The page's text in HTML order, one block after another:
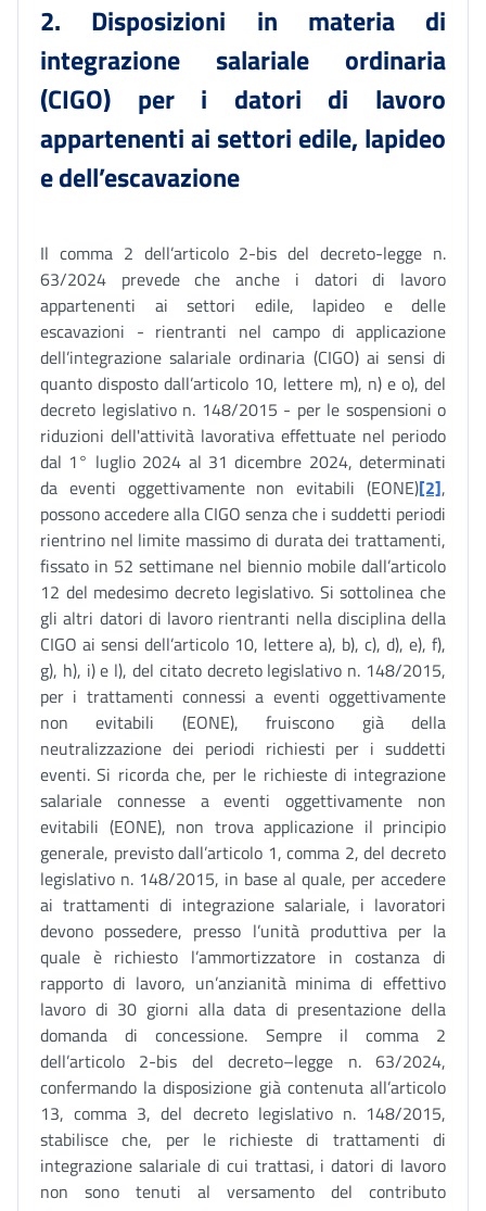
2. Disposizioni in materia di
integrazione salariale ordinaria
(CIGO) per i datori di lavoro
appartenenti ai settori edile, lapideo
e dell’escavazione
Il comma 2 dell’articolo 2-bis del decreto-legge n.
63/2024 prevede che anche i datori di lavoro
appartenenti ai settori edile, lapideo e delle
escavazioni - rientranti nel campo di applicazione
dell’integrazione salariale ordinaria (CIGO) ai sensi di
quanto disposto dall’articolo 10, lettere m), n) e o), del
decreto legislativo n. 148/2015 - per le sospensioni o
riduzioni dell'attività lavorativa effettuate nel periodo
dal 1° luglio 2024 al 31 dicembre 2024, determinati
da eventi oggettivamente non evitabili (EONE)[2],
possono accedere alla CIGO senza che i suddetti periodi
rientrino nel limite massimo di durata dei trattamenti,
fissato in 52 settimane nel biennio mobile dall’articolo
12 del medesimo decreto legislativo. Si sottolinea che
gli altri datori di lavoro rientranti nella disciplina della
CIGO ai sensi dell’articolo 10, lettere a), b), c), d), e), f),
g), h), i) e l), del citato decreto legislativo n. 148/2015,
per i trattamenti connessi a eventi oggettivamente
non evitabili (EONE), fruiscono già della
neutralizzazione dei periodi richiesti per i suddetti
eventi. Si ricorda che, per le richieste di integrazione
salariale connesse a eventi oggettivamente non
evitabili (EONE), non trova applicazione il principio
generale, previsto dall’articolo 1, comma 2, del decreto
legislativo n. 148/2015, in base al quale, per accedere
ai trattamenti di integrazione salariale, i lavoratori
devono possedere, presso l’unità produttiva per la
quale è richiesto l’ammortizzatore in costanza di
rapporto di lavoro, un’anzianità minima di effettivo
lavoro di 30 giorni alla data di presentazione della
domanda di concessione. Sempre il comma 2
dell’articolo 2-bis del decreto–legge n. 63/2024,
confermando la disposizione già contenuta all’articolo
13, comma 3, del decreto legislativo n. 148/2015,
stabilisce che, per le richieste di trattamenti di
integrazione salariale di cui trattasi, i datori di lavoro
non sono tenuti al versamento del contributo